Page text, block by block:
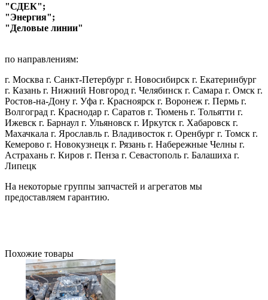
"СДЕК";
"Энергия";
"Деловые линии"
по направлениям:
г. Москва г. Санкт-Петербург г. Новосибирск г. Екатеринбург
г. Казань г. Нижний Новгород г. Челябинск г. Самара г. Омск г.
Ростов-на-Дону г. Уфа г. Красноярск г. Воронеж г. Пермь г.
Волгоград г. Краснодар г. Саратов г. Тюмень г. Тольятти г.
Ижевск г. Барнаул г. Ульяновск г. Иркутск г. Хабаровск г.
Махачкала г. Ярославль г. Владивосток г. Оренбург г. Томск г.
Кемерово г. Новокузнецк г. Рязань г. Набережные Челны г.
Астрахань г. Киров г. Пенза г. Севастополь г. Балашиха г.
Липецк
На некоторые группы запчастей и агрегатов мы
предоставляем гарантию.
Похожие товары